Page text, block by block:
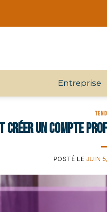
Entreprise
créer un compte
POSTÉ LE JUIN